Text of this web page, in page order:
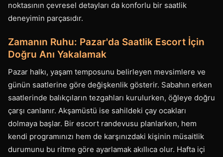
noktasının çevresel detayları da konforlu bir saatlik
deneyimin parçasıdır.
Zamanın Ruhu: Pazar'da Saatlik Escort İçin
Doğru Anı Yakalamak
Pazar halkı, yaşam temposunu belirleyen mevsimlere ve
günün saatlerine göre değişkenlik gösterir. Sabahın erken
saatlerinde balıkçıların tezgahları kurulurken, öğleye doğru
çarşı canlanır. Akşamüstü ise sahildeki çay ocakları
dolmaya başlar. Bir escort randevusu planlarken, hem
kendi programınızı hem de karşınızdaki kişinin müsaitlik
durumunu bu ritme göre ayarlamak akıllıca olur. Hafta içi